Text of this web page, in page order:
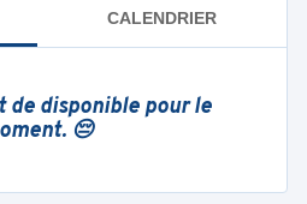
CALENDRIER
de disponible pour le
😔